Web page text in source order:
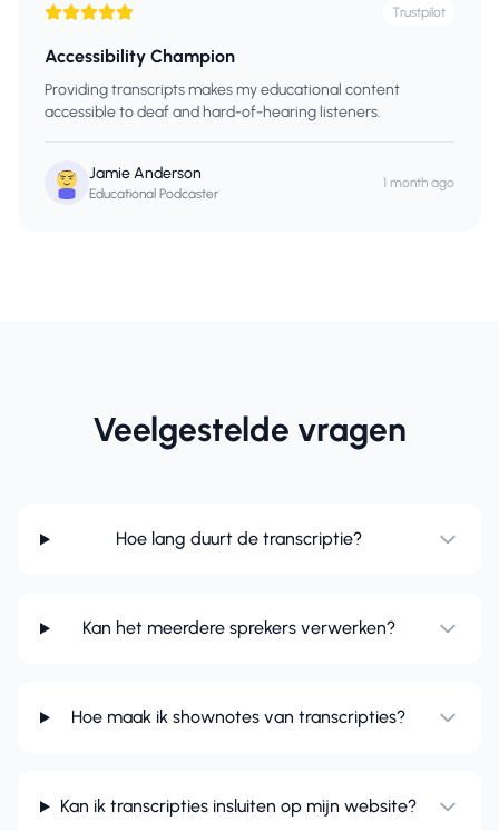
Trustpilot
Accessibility Champion
Providing transcripts makes my educational content
accessible to deaf and hard-of-hearing listeners.
Jamie Anderson
Educational Podcaster
1 month ago
Veelgestelde vragen
Hoe lang duurt de transcriptie?
Kan het meerdere sprekers verwerken?
Hoe maak ik shownotes van transcripties?
Kan ik transcripties insluiten op mijn website?